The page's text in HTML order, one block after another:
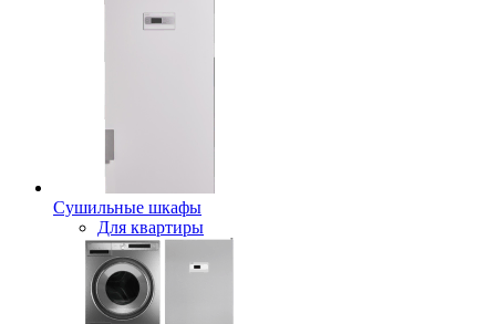
Сушильные шкафы
Для квартиры